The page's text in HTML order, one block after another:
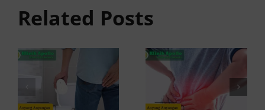
Related Posts
Darah:
Penyebab
dan Kapan
ke Dokter
Kambuh
dan Cara
Atasinya